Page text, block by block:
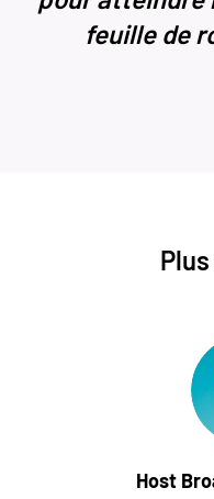
feuille de
Host